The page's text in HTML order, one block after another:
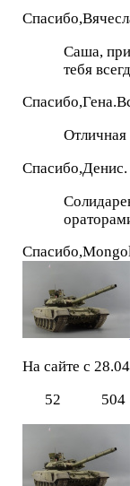
Саша,
тебя
Отличная
Спасибо,Денис.
На сайте с
52
504